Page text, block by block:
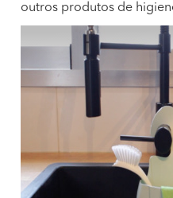
outros produtos de